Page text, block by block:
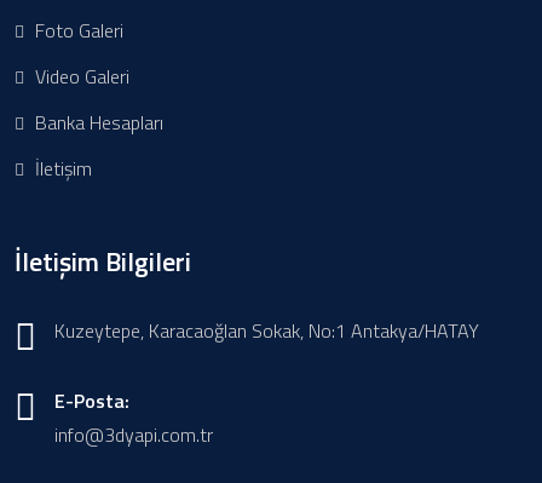
Foto Galeri
Video Galeri
Banka Hesapları
İletişim
İletişim Bilgileri
Kuzeytepe, Karacaoğlan Sokak, No:1 Antakya/HATAY
E-Posta:
info@3dyapi.com.tr